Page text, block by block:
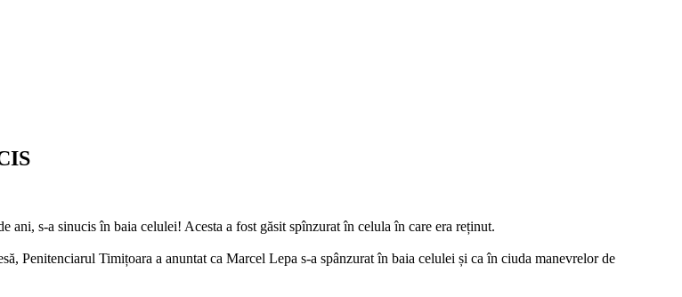
s-a sinucis în baia celulei! Acesta a fost găsit spînzurat în celula în care era reținut.
Penitenciarul Timițoara a anuntat ca Marcel Lepa s-a spânzurat în baia celulei și ca în ciuda manevrelor de